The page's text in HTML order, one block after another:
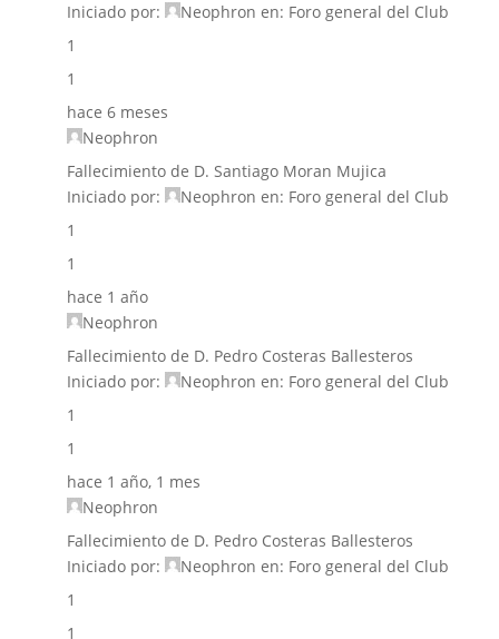
Iniciado por:
Neophron en: Foro general del Club
1
1
hace 6 meses
Neophron
Fallecimiento de D. Santiago Moran Mujica
Iniciado por:
Neophron en: Foro general del Club
1
1
hace 1 año
Neophron
Fallecimiento de D. Pedro Costeras Ballesteros
Iniciado por:
Neophron en: Foro general del Club
1
1
hace 1 año, 1 mes
Neophron
Fallecimiento de D. Pedro Costeras Ballesteros
Iniciado por:
Neophron en: Foro general del Club
1
1